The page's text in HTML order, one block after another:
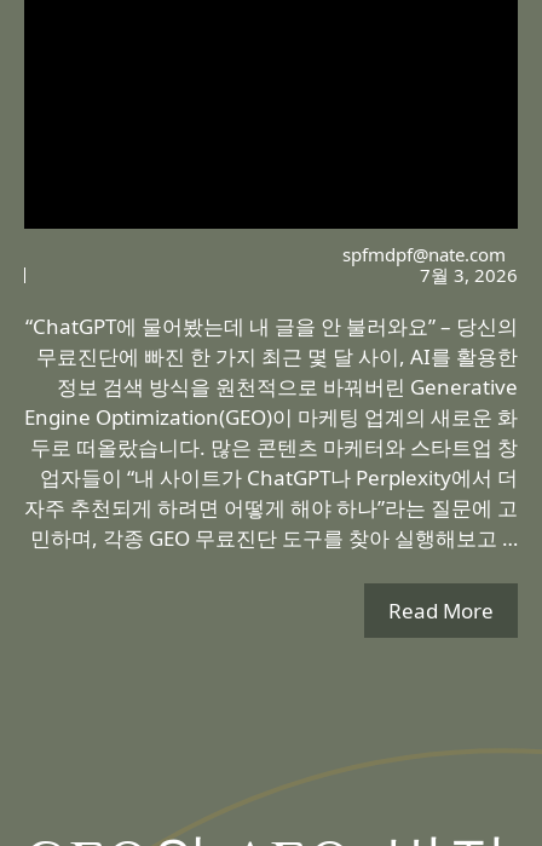
spfmdpf@nate.com
7월 3, 2026
“ChatGPT에 물어봤는데 내 글을 안 불러와요” – 당신의
무료진단에 빠진 한 가지 최근 몇 달 사이, AI를 활용한
정보 검색 방식을 원천적으로 바꿔버린 Generative
Engine Optimization(GEO)이 마케팅 업계의 새로운 화
두로 떠올랐습니다. 많은 콘텐츠 마케터와 스타트업 창
업자들이 “내 사이트가 ChatGPT나 Perplexity에서 더
자주 추천되게 하려면 어떻게 해야 하나”라는 질문에 고
민하며, 각종 GEO 무료진단 도구를 찾아 실행해보고 …
Read More